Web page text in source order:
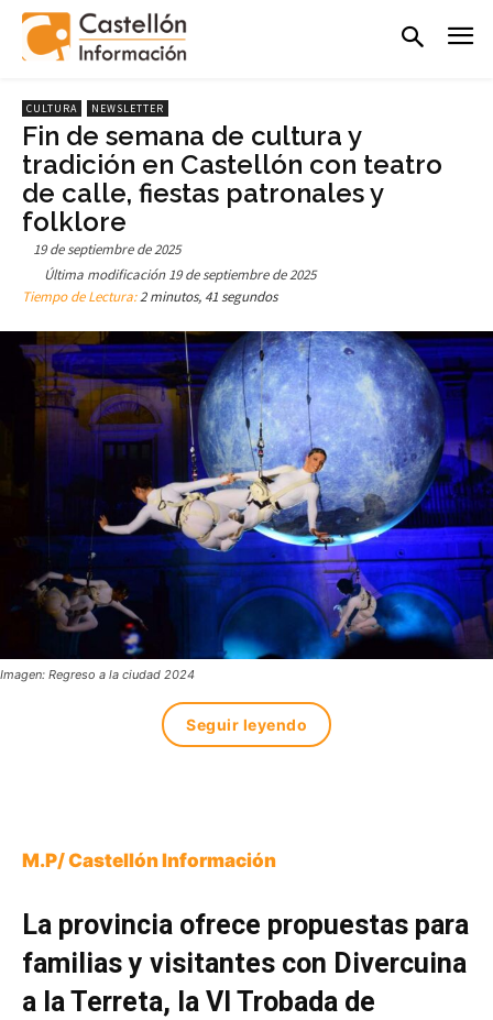
CULTURA NEWSLETTER
Fin de semana de cultura y
tradición en Castellón con teatro
de calle, fiestas patronales y
folklore
19 de septiembre de 2025
Última modificación 19 de septiembre de 2025
Tiempo de Lectura:2 minutos, 41 segundos
Imagen: Regreso a la ciudad 2024
Seguir leyendo
M.P/ Castellón Información
La provincia ofrece propuestas para
familias y visitantes con Divercuina
a la Terreta, la VI Trobada de